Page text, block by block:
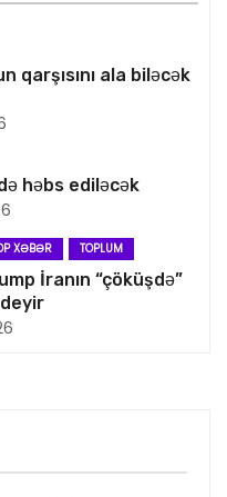
qarşısını ala biləcək
həbs ediləcək
XƏBƏR TOPLUM
İranın “çöküşdə”